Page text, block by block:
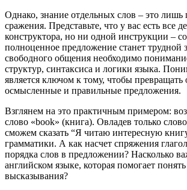
Однако, знание отдельных слов – это лишь
сражения. Представьте, что у вас есть все
конструктора, но ни одной инструкции –
полноценное предложение станет трудной
свободного общения необходимо
структур, синтаксиса и логики языка.
является ключом к тому, чтобы превращать
осмысленные и правильные предложения.
Взглянем на это практичным примером:
слово «book» (книга). Овладев только
сможем сказать “Я читаю интересную
грамматики. А как насчет спряжения
порядка слов в предложении? Насколько
английском языке, которая помогает
высказывания?